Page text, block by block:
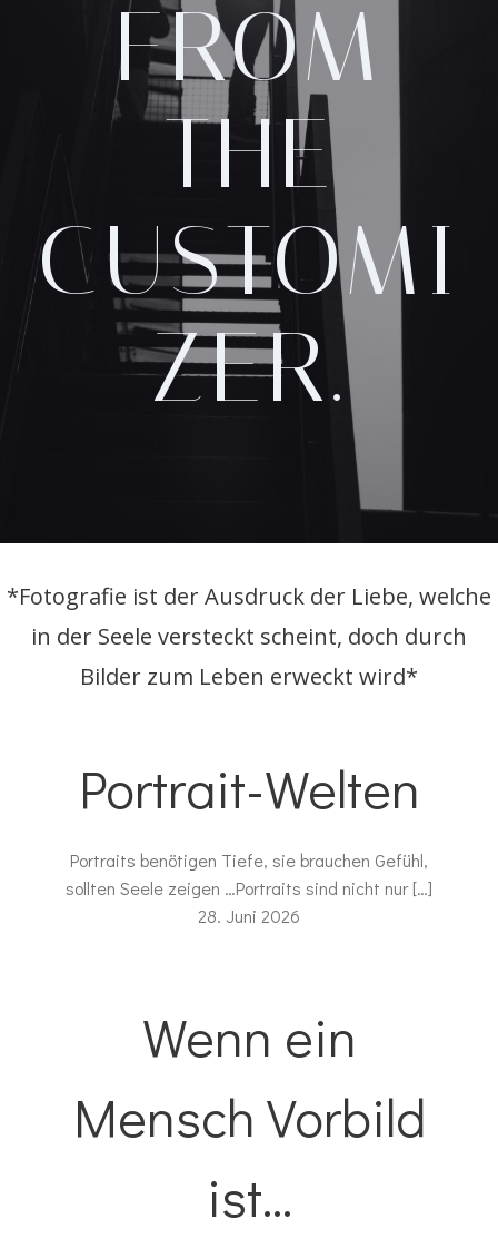
FROM
THE
CUSTOMI
ZER.
*Fotografie ist der Ausdruck der Liebe, welche
in der Seele versteckt scheint, doch durch
Bilder zum Leben erweckt wird*
Portrait-Welten
Portraits benötigen Tiefe, sie brauchen Gefühl,
sollten Seele zeigen …Portraits sind nicht nur […]
28. Juni 2026
Wenn ein
Mensch Vorbild
ist…